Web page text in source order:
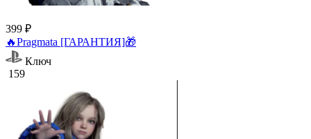
399 ₽
🔥Pragmata [ГАРАНТИЯ]🎁
Ключ
159